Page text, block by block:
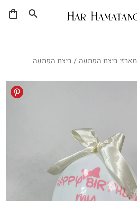
מארזי ביצת הפתעה / ביצת הפתעה